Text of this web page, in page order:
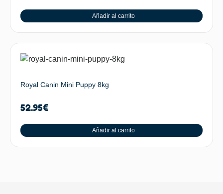
Añadir al carrito
Royal Canin Mini Puppy 8kg
52.95€
Añadir al carrito